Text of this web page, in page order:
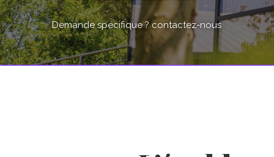
Demande spécifique ? contactez-nous